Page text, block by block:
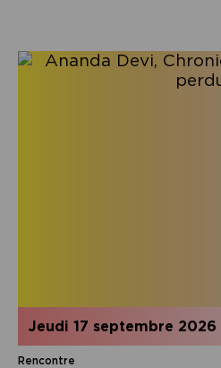
jeudi 17 septembre 2026
Rencontre